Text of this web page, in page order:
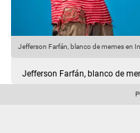
Jefferson Farfán, blanco de memes en
Jefferson Farfán, blanco de